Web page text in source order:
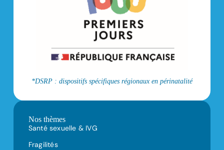
*DSRP : dispositifs spécifiques régionaux en périnatalité
Nos thèmes
Santé sexuelle & IVG
Fragilités